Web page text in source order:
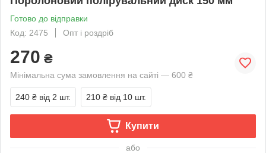
Готово до відправки
Код: 2475
Опт і роздріб
270 ₴
Мінімальна сума замовлення на сайті — 600 ₴
240 ₴ від 2 шт. 210 ₴ від 10 шт.
Купити
або